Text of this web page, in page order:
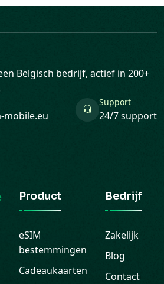
Belgisch bedrijf, actief in 200+
mobile.eu
Support
24/7 support
Product
eSIM
bestemmingen
Cadeaukaarten
Bedrijf
Zakelijk
Blog
Contact